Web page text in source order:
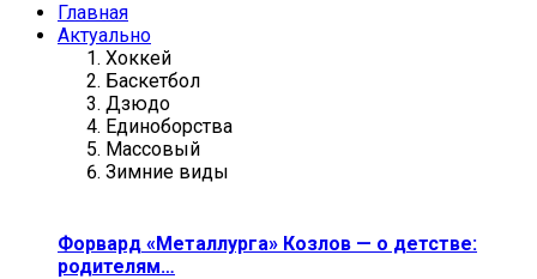
Главная
Актуально
Хоккей
Баскетбол
Дзюдо
Единоборства
Массовый
Зимние виды
Форвард «Металлурга» Козлов — о детстве:
родителям…